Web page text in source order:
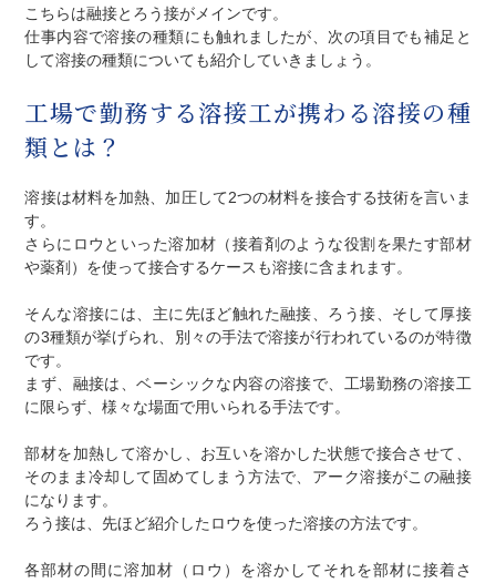
こちらは融接とろう接がメインです。
仕事内容で溶接の種類にも触れましたが、次の項目でも補足と
して溶接の種類についても紹介していきましょう。
工場で勤務する溶接工が携わる溶接の種
類とは？
溶接は材料を加熱、加圧して2つの材料を接合する技術を言いま
す。
さらにロウといった溶加材（接着剤のような役割を果たす部材
や薬剤）を使って接合するケースも溶接に含まれます。
そんな溶接には、主に先ほど触れた融接、ろう接、そして厚接
の3種類が挙げられ、別々の手法で溶接が行われているのが特徴
です。
まず、融接は、ベーシックな内容の溶接で、工場勤務の溶接工
に限らず、様々な場面で用いられる手法です。
部材を加熱して溶かし、お互いを溶かした状態で接合させて、
そのまま冷却して固めてしまう方法で、アーク溶接がこの融接
になります。
ろう接は、先ほど紹介したロウを使った溶接の方法です。
各部材の間に溶加材（ロウ）を溶かしてそれを部材に接着さ